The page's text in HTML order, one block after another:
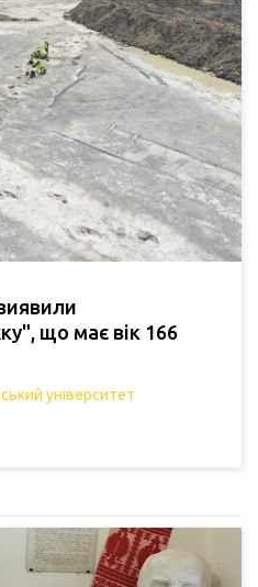
що має вік 166
університет